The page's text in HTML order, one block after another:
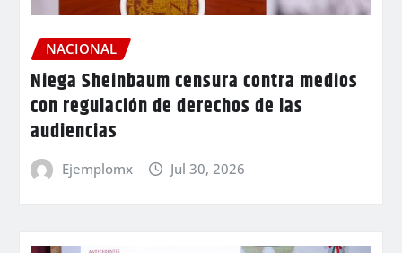
NACIONAL
Niega Sheinbaum censura contra medios
con regulación de derechos de las
audiencias
Ejemplomx Jul 30, 2026